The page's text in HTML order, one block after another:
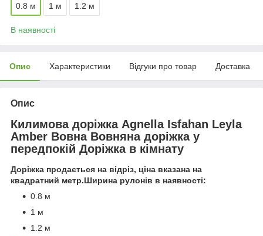
0.8 м 1 м 1.2 м
В наявності
Опис Характеристики Відгуки про товар Доставка
Опис
Килимова доріжка Agnella Isfahan Leyla
Amber Вовна Вовняна доріжка у
передпокій Доріжка в кімнату
Доріжка продається на відріз, ціна вказана на
квадратний метр.Ширина рулонів в наявності:
0.8 м
1 м
1.2 м